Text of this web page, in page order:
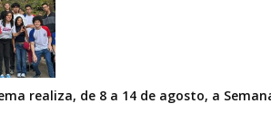
realiza, de 8 a 14 de agosto, a